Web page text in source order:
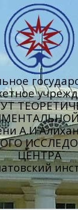
ЦЕНТРА